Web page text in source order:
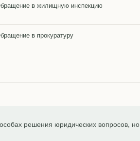
в жилищную инспекцию
в прокуратуру
решения юридических вопросов, но